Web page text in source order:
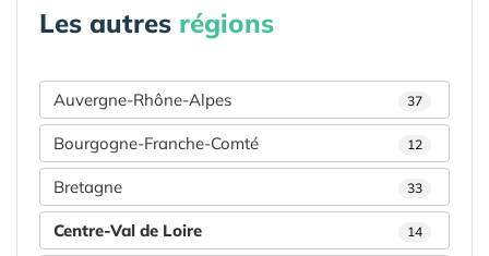
Les autres régions
Auvergne-Rhône-Alpes 37
Bourgogne-Franche-Comté 12
Bretagne 33
Centre-Val de Loire 14